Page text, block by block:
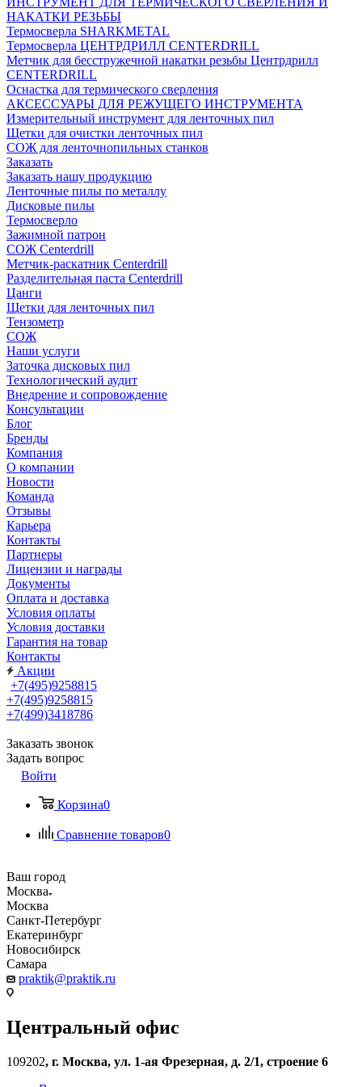
НАКАТКИ РЕЗЬБЫ
Термосверла SHARKMETAL
Термосверла ЦЕНТРДРИЛЛ CENTERDRILL
Метчик для бесстружечной накатки резьбы Центрдрилл
CENTERDRILL
Оснастка для термического сверления
АКСЕССУАРЫ ДЛЯ РЕЖУЩЕГО ИНСТРУМЕНТА
Измерительный инструмент для ленточных пил
Щетки для очистки ленточных пил
СОЖ для ленточнопильных станков
Заказать
Заказать нашу продукцию
Ленточные пилы по металлу
Дисковые пилы
Термосверло
Зажимной патрон
СОЖ Centerdrill
Метчик-раскатник Centerdrill
Разделительная паста Centerdrill
Цанги
Щетки для ленточных пил
Тензометр
СОЖ
Наши услуги
Заточка дисковых пил
Технологический аудит
Внедрение и сопровождение
Консультации
Блог
Бренды
Компания
О компании
Новости
Команда
Отзывы
Карьера
Контакты
Партнеры
Лицензии и награды
Документы
Оплата и доставка
Условия оплаты
Условия доставки
Гарантия на товар
Контакты
Акции
+7(495)9258815
+7(495)9258815
+7(499)3418786
Заказать звонок
Задать вопрос
Войти
Корзина0
Сравнение товаров0
Ваш город
Москва
Москва
Санкт-Петербург
Екатеринбург
Новосибирск
Самара
praktik@praktik.ru
Центральный офис
109202, г. Москва, ул. 1-ая Фрезерная, д. 2/1, строение 6